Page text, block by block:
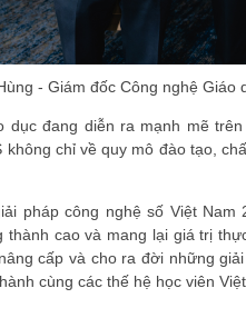
- Giám đốc Công nghệ Giáo
dục đang diễn ra mạnh mẽ
không chỉ về quy mô đào tạo,
pháp công nghệ số Việt
thành cao và mang lại giá trị
cấp và cho ra đời những
cùng các thế hệ học viên